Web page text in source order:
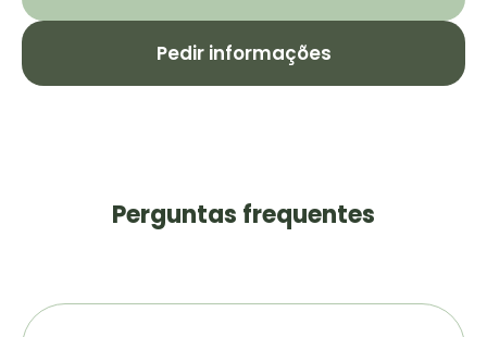
Pedir informações
Perguntas frequentes